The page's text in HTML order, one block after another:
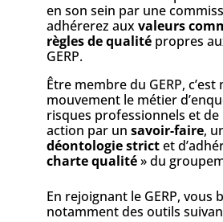
en son sein par une
adhérerez aux valeurs
règles de qualitépropres
GERP.
Être membre du GERP,
mouvement le métier
risques professionnels et
action par un savoir-faire,
déontologie strictet
charte qualité» du
En rejoignant le GERP, vous
notamment des outils